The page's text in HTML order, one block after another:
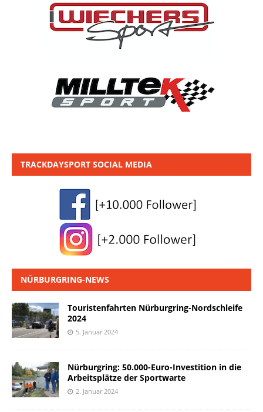
TRACKDAYSPORT SOCIAL MEDIA
NÜRBURGRING-NEWS
Touristenfahrten Nürburgring-Nordschleife
2024
5. Januar 2024
Nürburgring: 50.000-Euro-Investition in die
Arbeitsplätze der Sportwarte
2. Januar 2024